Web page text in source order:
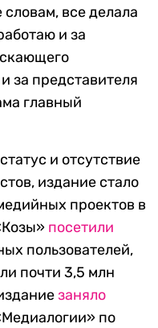
все делала
и за
за представителя
главный
и отсутствие
издание стало
проектов в
посетили
пользователей,
почти 3,5 млн
заняло
по